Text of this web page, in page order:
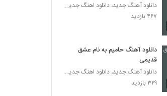
جستجو از کوروش زند
وقتی هستی از مرصاد حقیقی به
ترانه
دانلود آهنگ جدید، دانلود اهنگ جدید ایرانی
۴۶۷ بازدید
دانلود آهنگ حامیم به نام عشق
قدیمی
دانلود آهنگ جدید، دانلود اهنگ جدید ایرانی
۳۲۹ بازدید